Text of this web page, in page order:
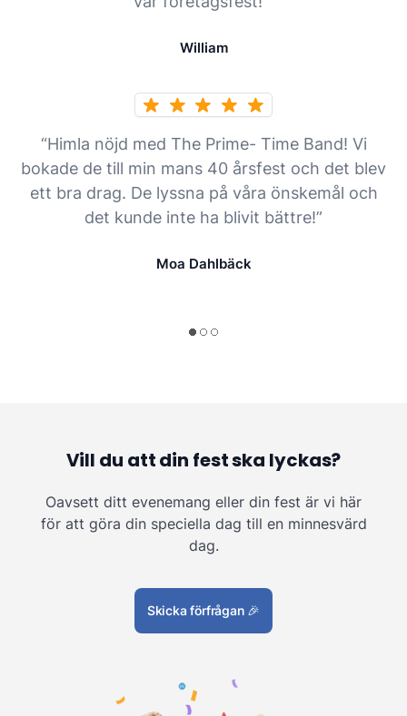
William
“Himla nöjd med The Prime- Time Band! Vi
bokade de till min mans 40 årsfest och det blev
ett bra drag. De lyssna på våra önskemål och
det kunde inte ha blivit bättre!”
Moa Dahlbäck
Vill du att din fest ska lyckas?
Oavsett ditt evenemang eller din fest är vi här
för att göra din speciella dag till en minnesvärd
dag.
Skicka förfrågan 🎉